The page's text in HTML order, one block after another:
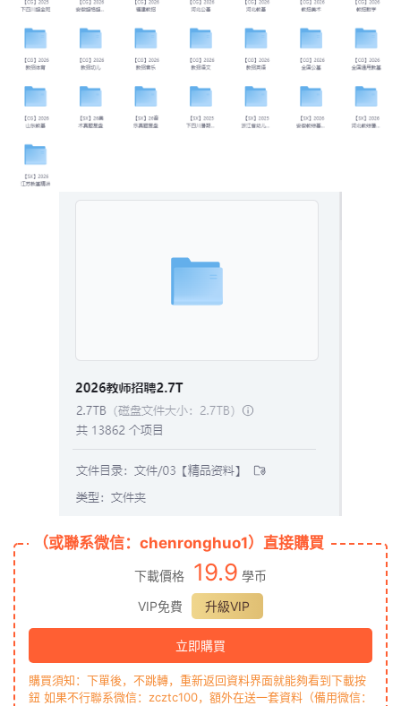
（或聯系微信：chenronghuo1）直接購買
下載價格 19.9 學币
VIP免費
升級VIP
立即購買
購買須知：下單後，不跳轉，重新返回資料界面就能夠看到下載按
鈕 如果不行聯系微信：zcztc100，額外在送一套資料（備用微信：